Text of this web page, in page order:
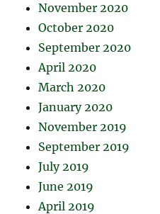
November 2020
October 2020
September 2020
April 2020
March 2020
January 2020
November 2019
September 2019
July 2019
June 2019
April 2019